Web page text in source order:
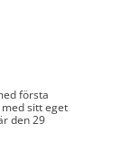
första
sitt eget
den 29